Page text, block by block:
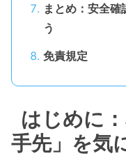
まとめ：安全
う
免責規定
はじめに
手先」を気